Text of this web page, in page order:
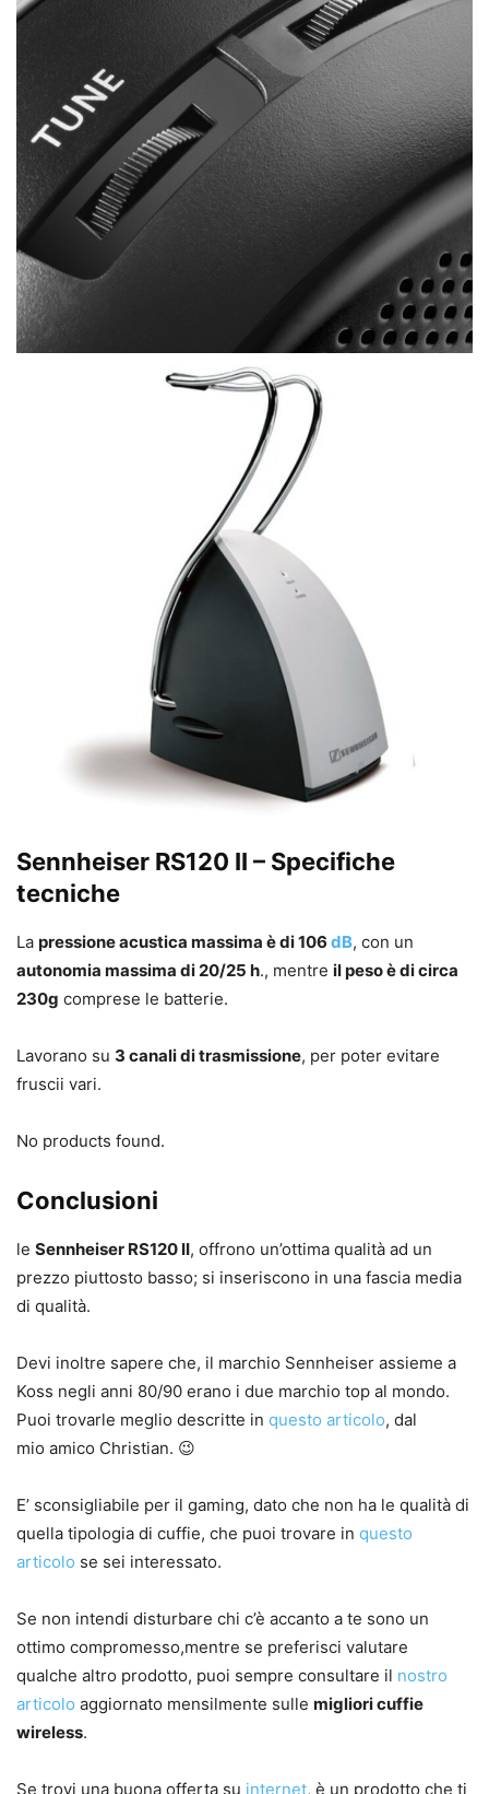
Sennheiser RS120 II – Specifiche
tecniche
La pressione acustica massima è di 106 dB, con un
autonomia massima di 20/25 h., mentre il peso è di circa
230g comprese le batterie.
Lavorano su 3 canali di trasmissione, per poter evitare
fruscii vari.
No products found.
Conclusioni
le Sennheiser RS120 II, offrono un’ottima qualità ad un
prezzo piuttosto basso; si inseriscono in una fascia media
di qualità.
Devi inoltre sapere che, il marchio Sennheiser assieme a
Koss negli anni 80/90 erano i due marchio top al mondo.
Puoi trovarle meglio descritte in questo articolo, dal
mio amico Christian. 😉
E’ sconsigliabile per il gaming, dato che non ha le qualità di
quella tipologia di cuffie, che puoi trovare in questo
articolo se sei interessato.
Se non intendi disturbare chi c’è accanto a te sono un
ottimo compromesso,mentre se preferisci valutare
qualche altro prodotto, puoi sempre consultare il nostro
articolo aggiornato mensilmente sulle migliori cuffie
wireless.
Se trovi una buona offerta su internet, è un prodotto che ti